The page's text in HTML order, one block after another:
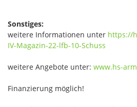
Sonstiges:
weitere Informationen unter https://
IV-Magazin-22-lfb-10-Schuss
weitere Angebote unter: www.hs-
Finanzierung möglich!